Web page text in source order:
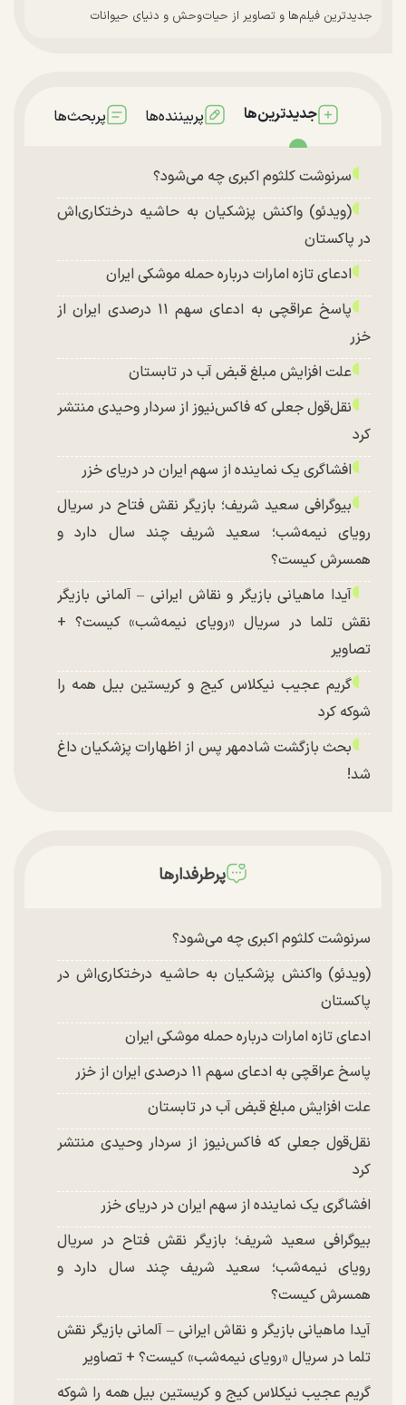
جدیدترین فیلم‌ها و تصاویر از حیات‌وحش و دنیای حیوانات
جدیدترین‌ها پربیننده‌ها پربحث‌ها
سرنوشت کلثوم اکبری چه می‌شود؟
(ویدئو) واکنش پزشکیان به حاشیه درختکاری‌اش
در پاکستان
ادعای تازه امارات درباره حمله موشکی ایران
پاسخ عراقچی به ادعای سهم ۱۱ درصدی ایران از
خزر
علت افزایش مبلغ قبض آب در تابستان
نقل‌قول جعلی که فاکس‌نیوز از سردار وحیدی منتشر
کرد
افشاگری یک نماینده از سهم ایران در دریای خزر
بیوگرافی سعید شریف؛ بازیگر نقش فتاح در سریال
رویای نیمه‌شب؛ سعید شریف چند سال دارد و
همسرش کیست؟
آیدا ماهیانی بازیگر و نقاش ایرانی – آلمانی بازیگر
نقش تلما در سریال «رویای نیمه‌شب» کیست؟ +
تصاویر
گریم عجیب نیکلاس کیج و کریستین بیل همه را
شوکه کرد
بحث بازگشت شادمهر پس از اظهارات پزشکیان داغ
شد!
پرطرفدارها
سرنوشت کلثوم اکبری چه می‌شود؟
(ویدئو) واکنش پزشکیان به حاشیه درختکاری‌اش در
پاکستان
ادعای تازه امارات درباره حمله موشکی ایران
پاسخ عراقچی به ادعای سهم ۱۱ درصدی ایران از خزر
علت افزایش مبلغ قبض آب در تابستان
نقل‌قول جعلی که فاکس‌نیوز از سردار وحیدی منتشر
کرد
افشاگری یک نماینده از سهم ایران در دریای خزر
بیوگرافی سعید شریف؛ بازیگر نقش فتاح در سریال
رویای نیمه‌شب؛ سعید شریف چند سال دارد و
همسرش کیست؟
آیدا ماهیانی بازیگر و نقاش ایرانی – آلمانی بازیگر نقش
تلما در سریال «رویای نیمه‌شب» کیست؟ + تصاویر
گریم عجیب نیکلاس کیج و کریستین بیل همه را شوکه